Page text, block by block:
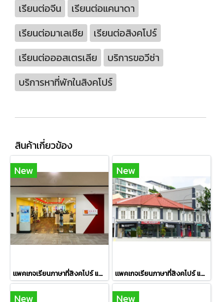
เรียนต่อจีน
เรียนต่อแคนาดา
เรียนต่อมาเลเซีย
เรียนต่อสิงคโปร์
เรียนต่อออสเตรเลีย
บริการขอวีซ่า
บริการหาที่พักในสิงคโปร์
สินค้าเกี่ยวข้อง
New
เเพคเกจเรียนภาษาที่สิงคโปร์ แบบเดี่ยว ไม่เกิน 4 สัปดาห์ SSTC ไม่ต้องขอวีซ่า
New
เเพคเกจเรียนภาษาที่สิงคโปร์ แบบเดี่ยว ไม่เกิน 4 สัปดาห์ TMC Academy ไม่ต้องขอวีซ่า
New
New